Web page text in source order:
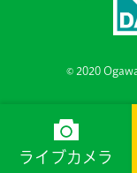
ライブカメラ
© 2020